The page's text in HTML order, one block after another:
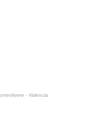
- Valencia